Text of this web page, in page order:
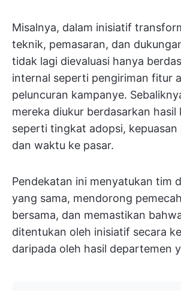
Misalnya, dalam inisiatif
teknik, pemasaran, dan
tidak lagi dievaluasi hanya
internal seperti pengiriman fitur
peluncuran kampanye.
mereka diukur berdasarkan hasil
seperti tingkat adopsi, kepuasan
dan waktu ke pasar.
Pendekatan ini menyatukan tim
yang sama, mendorong
bersama, dan memastikan
ditentukan oleh inisiatif secara
daripada oleh hasil departemen